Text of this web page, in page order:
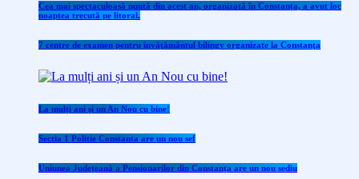
Cea mai spectaculoasă nuntă din acest an, organizată în Constanța, a avut loc
noaptea trecută pe litoral.
7 centre de examen pentru învăţământul bilingv organizate la Constanţa
La mulți ani și un An Nou cu bine!
Sectia 1 Politie Constanta are un nou sef
Uniunea Județeană a Pensionarilor din Constanța are un nou sediu